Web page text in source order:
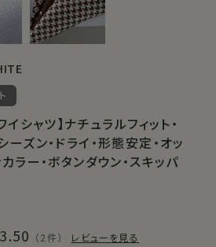
イシャツ】ナチュラルフィット・
ズン・ドライ・形態安定・オッ
ラー・ボタンダウン・スキッパ
3.50 （2件） レビューを見る